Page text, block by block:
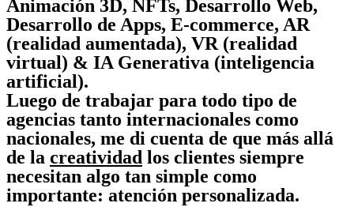
Animación 3D, NFTs, Desarrollo Web,
Desarrollo de Apps, E-commerce, AR
(realidad aumentada), VR (realidad
virtual) & IA Generativa (inteligencia
artificial).
Luego de trabajar para todo tipo de
agencias tanto internacionales como
nacionales, me di cuenta de que más allá
de la creatividad los clientes siempre
necesitan algo tan simple como
importante: atención personalizada.